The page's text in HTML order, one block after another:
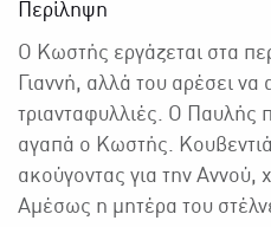
Περίληψη
Ο Κωστής εργάζεται στα
Γιαννή, αλλά του αρέσει να
τριανταφυλλιές. Ο Παυλής
αγαπά ο Κωστής.
ακούγοντας για την Αννού,
Αμέσως η μητέρα του